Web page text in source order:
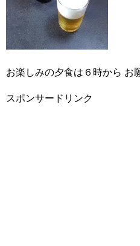
お楽しみの夕食は６時から お
スポンサードリンク